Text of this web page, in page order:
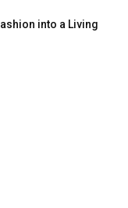
into a Living